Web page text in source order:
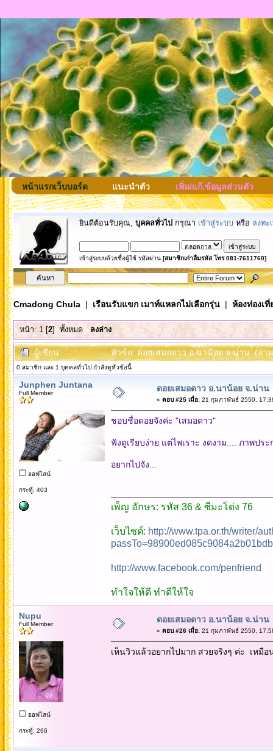
หน้าแรกเว็บบอร์ด แนะนำตัว เพิ่ม/แก้.ข้อมูลส่วนตัว
ยินดีต้อนรับคุณ, บุคคลทั่วไป กรุณา เข้าสู่ระบบ หรือ ลงทะ
เข้าสู่ระบบด้วยชื่อผู้ใช้ รหัสผ่าน [สมาชิกเก่าลืมรหัส โทร 081-7611760]
Cmadong Chula| เรือนรับแขก เมาท์แหลกไม่เลือกรุ่น| ห้องท่องเ
หน้า:1[2]ทั้งหมด ลงล่าง
ผู้เขียน หัวข้อ: ดอยเสมอดาว อ.นาน้อย จ.น่าน (อ่า
0 สมาชิก และ 1 บุคคลทั่วไป กำลังดูหัวข้อนี้
Junphen Juntana
Full Member
ออฟไลน์
กระทู้: 403
ดอยเสมอดาว อ.นาน้อย จ.น่าน
« ตอบ #25 เมื่อ:21 กุมภาพันธ์ 2550,
ชอบชื่อดอยจังค่ะ "เสมอดาว"
ฟังดูเรียบง่าย แต่ไพเราะ งดงาม.... ภาพปร
อยากไปจัง...
เพ็ญ อักษร: รหัส 36 & ซีมะโด่ง 76
เว็บไซต์: http://www.tpa.or.th/writer/
http://www.facebook.com/penfriend
ทำใจให้ดี ทำดีให้ใจ
Nupu
Full Member
ออฟไลน์
กระทู้: 266
ดอยเสมอดาว อ.นาน้อย จ.น่าน
« ตอบ #26 เมื่อ:21 กุมภาพันธ์ 2550,
เห็นวิวแล้วอยากไปมาก สวยจริงๆ ค่ะ เหมื